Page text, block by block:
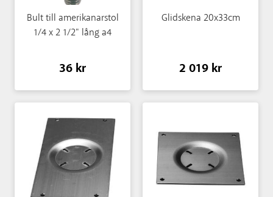
Bult till amerikanarstol
1/4 x 2 1/2" lång a4
36 kr
Glidskena 20x33cm
2 019 kr